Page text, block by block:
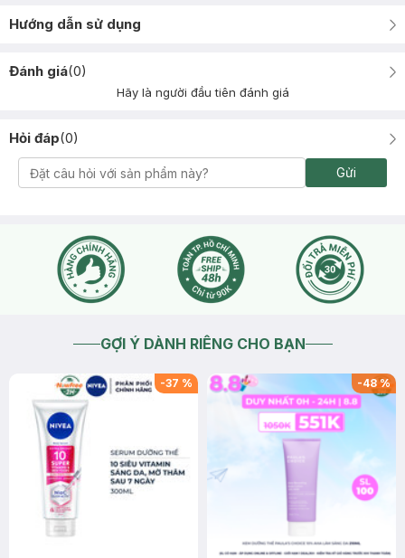
Hướng dẫn sử dụng
Đánh giá(0)
Hãy là người đầu tiên đánh giá
Hỏi đáp(0)
Gửi
GỢI Ý DÀNH RIÊNG CHO BẠN
-37 % -48%